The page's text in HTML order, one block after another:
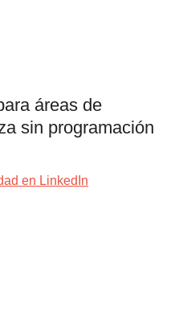
áreas de
sin programación
en LinkedIn